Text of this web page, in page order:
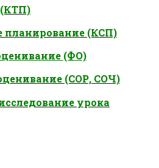
планирование (КСП)
(ФО)
(СОР, СОЧ)
урока